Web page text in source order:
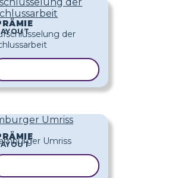
Umriss